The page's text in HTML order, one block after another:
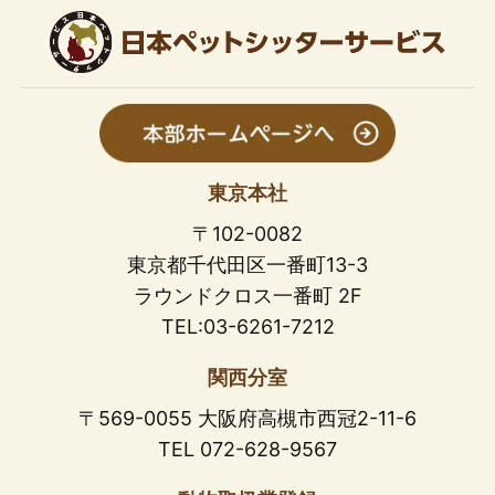
東京本社
〒102-0082
東京都千代田区一番町13-3
ラウンドクロス一番町 2F
TEL:03-6261-7212
関西分室
〒569-0055 大阪府高槻市西冠2-11-6
TEL 072-628-9567